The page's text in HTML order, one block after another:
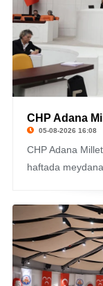
CHP Adana
05-08-2026 16:08
CHP Adana
haftada